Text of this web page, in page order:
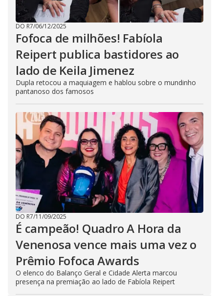
DO R7/06/12/2025
Fofoca de milhões! Fabíola
Reipert publica bastidores ao
lado de Keila Jimenez
Dupla retocou a maquiagem e hablou sobre o mundinho
pantanoso dos famosos
DO R7/11/09/2025
É campeão! Quadro A Hora da
Venenosa vence mais uma vez o
Prêmio Fofoca Awards
O elenco do Balanço Geral e Cidade Alerta marcou
presença na premiação ao lado de Fabíola Reipert